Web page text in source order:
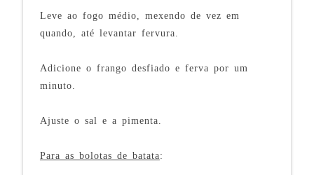
Leve ao fogo médio, mexendo de vez em
quando, até levantar fervura.
Adicione o frango desfiado e ferva por um
minuto.
Ajuste o sal e a pimenta.
Para as bolotas de batata: